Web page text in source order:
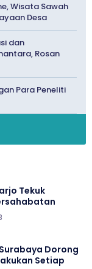
Wisata Sawah
Desa
dan
Rosan
Para Peneliti
Tekuk
Dorong
Setiap